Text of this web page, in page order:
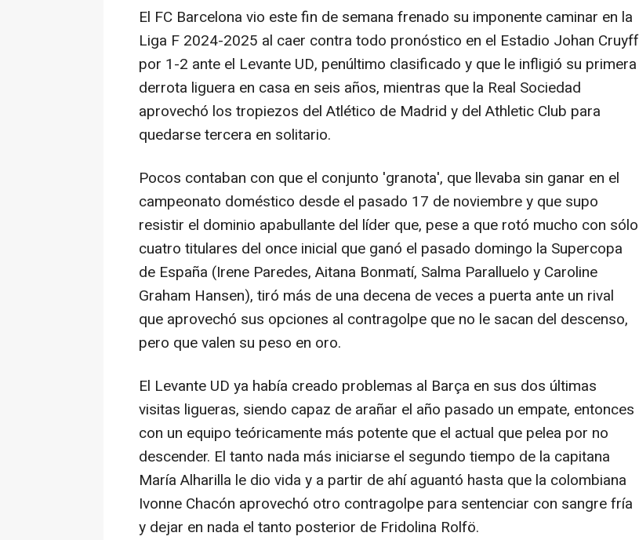
El FC Barcelona vio este fin de semana frenado su imponente caminar en la
Liga F 2024-2025 al caer contra todo pronóstico en el Estadio Johan Cruyff
por 1-2 ante el Levante UD, penúltimo clasificado y que le infligió su primera
derrota liguera en casa en seis años, mientras que la Real Sociedad
aprovechó los tropiezos del Atlético de Madrid y del Athletic Club para
quedarse tercera en solitario.
Pocos contaban con que el conjunto 'granota', que llevaba sin ganar en el
campeonato doméstico desde el pasado 17 de noviembre y que supo
resistir el dominio apabullante del líder que, pese a que rotó mucho con sólo
cuatro titulares del once inicial que ganó el pasado domingo la Supercopa
de España (Irene Paredes, Aitana Bonmatí, Salma Paralluelo y Caroline
Graham Hansen), tiró más de una decena de veces a puerta ante un rival
que aprovechó sus opciones al contragolpe que no le sacan del descenso,
pero que valen su peso en oro.
El Levante UD ya había creado problemas al Barça en sus dos últimas
visitas ligueras, siendo capaz de arañar el año pasado un empate, entonces
con un equipo teóricamente más potente que el actual que pelea por no
descender. El tanto nada más iniciarse el segundo tiempo de la capitana
María Alharilla le dio vida y a partir de ahí aguantó hasta que la colombiana
Ivonne Chacón aprovechó otro contragolpe para sentenciar con sangre fría
y dejar en nada el tanto posterior de Fridolina Rolfö.